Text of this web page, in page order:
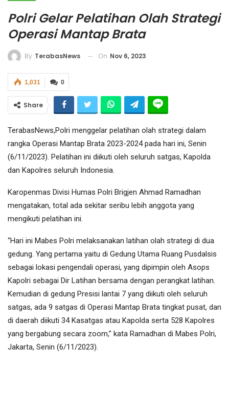
Polri Gelar Pelatihan Olah Strategi
Operasi Mantap Brata
By TerabasNews On Nov 6, 2023
0
1,031
Share
TerabasNews,Polri menggelar pelatihan olah strategi dalam
rangka Operasi Mantap Brata 2023-2024 pada hari ini, Senin
(6/11/2023). Pelatihan ini diikuti oleh seluruh satgas, Kapolda
dan Kapolres seluruh Indonesia.
Karopenmas Divisi Humas Polri Brigjen Ahmad Ramadhan
mengatakan, total ada sekitar seribu lebih anggota yang
mengikuti pelatihan ini.
“Hari ini Mabes Polri melaksanakan latihan olah strategi di dua
gedung. Yang pertama yaitu di Gedung Utama Ruang Pusdalsis
sebagai lokasi pengendali operasi, yang dipimpin oleh Asops
Kapolri sebagai Dir Latihan bersama dengan perangkat latihan.
Kemudian di gedung Presisi lantai 7 yang diikuti oleh seluruh
satgas, ada 9 satgas di Operasi Mantap Brata tingkat pusat, dan
di daerah diikuti 34 Kasatgas atau Kapolda serta 528 Kapolres
yang bergabung secara zoom,” kata Ramadhan di Mabes Polri,
Jakarta, Senin (6/11/2023).